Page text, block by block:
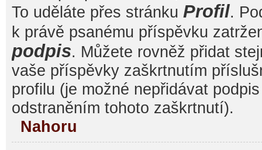
To uděláte přes stránku Profil.
k právě psanému příspěvku
podpis. Můžete rovněž přidat
vaše příspěvky zaškrtnutím
profilu (je možné nepřidávat
odstraněním tohoto zaškrtnutí).
Nahoru